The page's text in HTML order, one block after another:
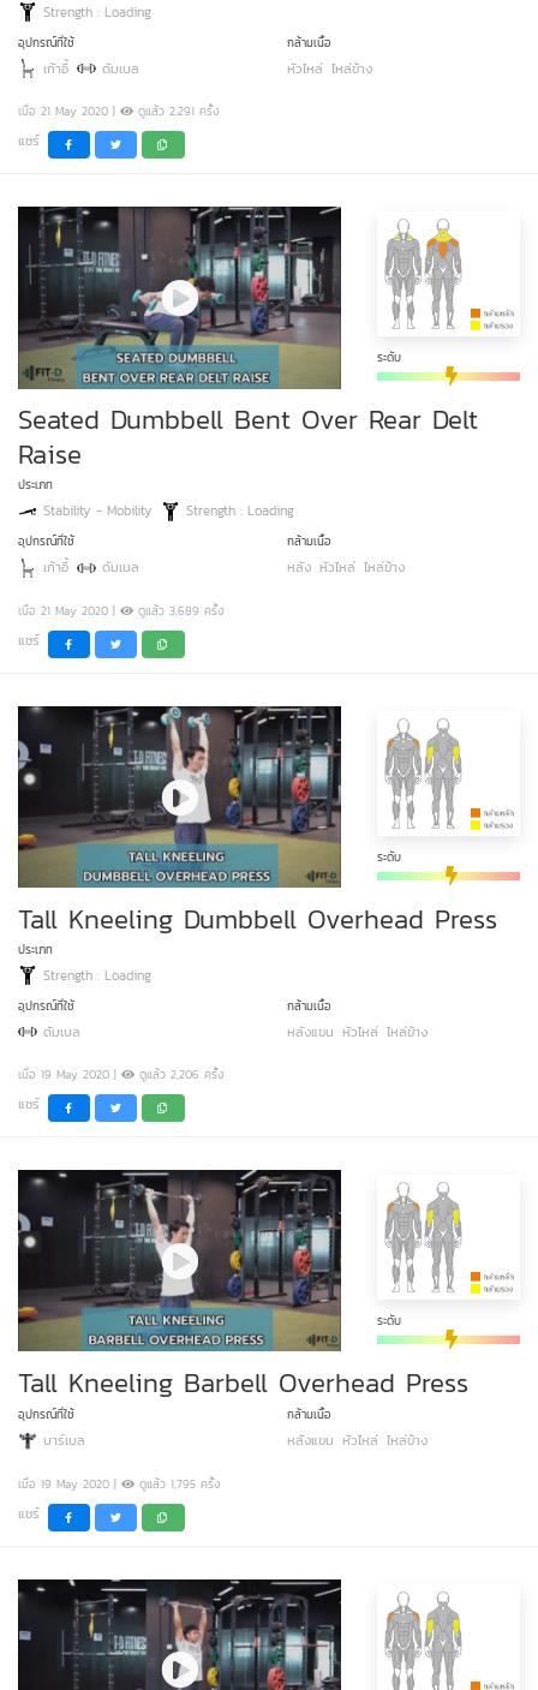
Strength : Loading
อุปกรณ์ที่ใช้
เก้าอี้ ดัมเบล
กล้ามเนื้อ
หัวไหล่ ไหล่ข้าง
เมื่อ 21 May 2020 | ดูแล้ว 2,291 ครั้ง
แชร์
ระดับ
Seated Dumbbell Bent Over Rear Delt
Raise
ประเภท
Stability - Mobility Strength : Loading
อุปกรณ์ที่ใช้
เก้าอี้ ดัมเบล
กล้ามเนื้อ
หลัง หัวไหล่ ไหล่ข้าง
เมื่อ 21 May 2020 | ดูแล้ว 3,689 ครั้ง
แชร์
ระดับ
Tall Kneeling Dumbbell Overhead Press
ประเภท
Strength : Loading
อุปกรณ์ที่ใช้
ดัมเบล
กล้ามเนื้อ
หลังแขน หัวไหล่ ไหล่ข้าง
เมื่อ 19 May 2020 | ดูแล้ว 2,206 ครั้ง
แชร์
ระดับ
Tall Kneeling Barbell Overhead Press
อุปกรณ์ที่ใช้
บาร์เบล
กล้ามเนื้อ
หลังแขน หัวไหล่ ไหล่ข้าง
เมื่อ 19 May 2020 | ดูแล้ว 1,795 ครั้ง
แชร์